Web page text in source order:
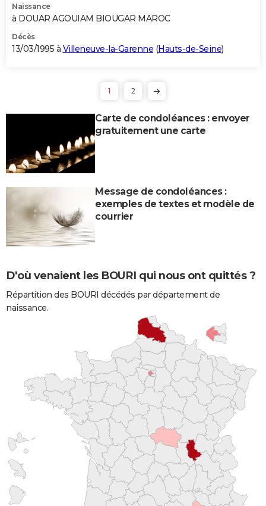
Naissance
à DOUAR AGOUIAM BIOUGAR MAROC
Décès
13/03/1995 à Villeneuve-la-Garenne (Hauts-de-Seine)
1 2
Carte de condoléances : envoyer
gratuitement une carte
Message de condoléances :
exemples de textes et modèle de
courrier
D'où venaient les BOURI qui nous ont quittés ?
Répartition des BOURI décédés par département de
naissance.